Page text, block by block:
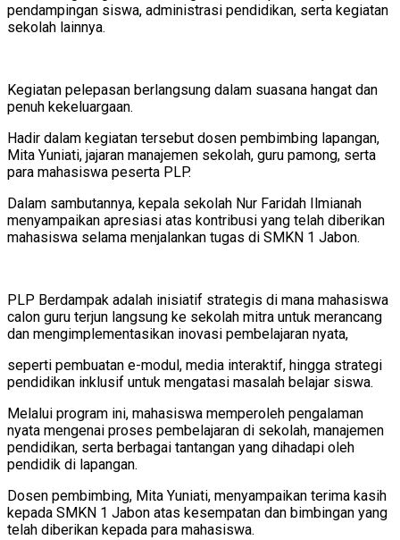
pendampingan siswa, administrasi pendidikan, serta kegiatan
sekolah lainnya.
Kegiatan pelepasan berlangsung dalam suasana hangat dan
penuh kekeluargaan.
Hadir dalam kegiatan tersebut dosen pembimbing lapangan,
Mita Yuniati, jajaran manajemen sekolah, guru pamong, serta
para mahasiswa peserta PLP.
Dalam sambutannya, kepala sekolah Nur Faridah Ilmianah
menyampaikan apresiasi atas kontribusi yang telah diberikan
mahasiswa selama menjalankan tugas di SMKN 1 Jabon.
PLP Berdampak adalah inisiatif strategis di mana mahasiswa
calon guru terjun langsung ke sekolah mitra untuk merancang
dan mengimplementasikan inovasi pembelajaran nyata,
seperti pembuatan e-modul, media interaktif, hingga strategi
pendidikan inklusif untuk mengatasi masalah belajar siswa.
Melalui program ini, mahasiswa memperoleh pengalaman
nyata mengenai proses pembelajaran di sekolah, manajemen
pendidikan, serta berbagai tantangan yang dihadapi oleh
pendidik di lapangan.
Dosen pembimbing, Mita Yuniati, menyampaikan terima kasih
kepada SMKN 1 Jabon atas kesempatan dan bimbingan yang
telah diberikan kepada para mahasiswa.